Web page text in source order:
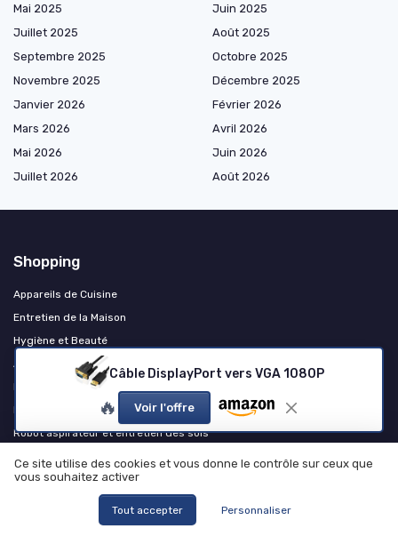
Câble DisplayPort vers VGA 1080P
🔥 Voir l'offre
Mai 2025
Juin 2025
Juillet 2025
Août 2025
Septembre 2025
Octobre 2025
Novembre 2025
Décembre 2025
Janvier 2026
Février 2026
Mars 2026
Avril 2026
Mai 2026
Juin 2026
Juillet 2026
Août 2026
Shopping
Appareils de Cuisine
Entretien de la Maison
Hygiène et Beauté
Appareils de Bricolage et Jardinage
Robot de jardin
Robot piscine
Robot aspirateur et entretien des sols
Robot de cuisine
Autres produits et accessoires
Chauffage et confort thermique
Ce site utilise des cookies et vous donne le contrôle sur ceux que
vous souhaitez activer
Tout accepter Personnaliser